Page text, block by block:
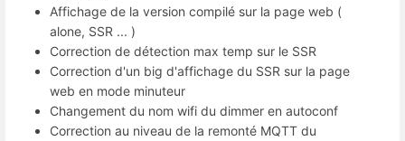
Affichage de la version compilé sur la page web (
alone, SSR ... )
Correction de détection max temp sur le SSR
Correction d'un big d'affichage du SSR sur la page
web en mode minuteur
Changement du nom wifi du dimmer en autoconf
Correction au niveau de la remonté MQTT du